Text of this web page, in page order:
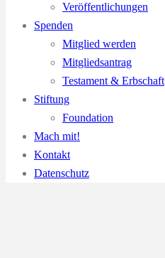
Veröffentlichungen
Spenden
Mitglied werden
Mitgliedsantrag
Testament & Erbschaft
Stiftung
Foundation
Mach mit!
Kontakt
Datenschutz